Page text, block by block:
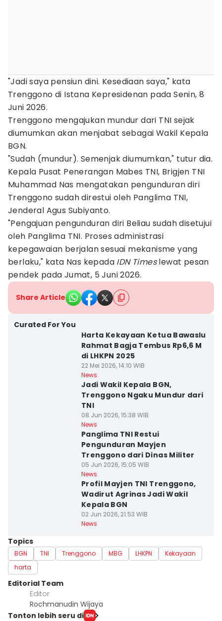
"Jadi saya pensiun dini. Kesediaan saya," kata
Trenggono di Istana Kepresidenan pada Senin, 8
Juni 2026.
Trenggono mengajukan mundur dari TNI sejak
diumumkan akan menjabat sebagai Wakil Kepala
BGN.
"Sudah (mundur). Semenjak diumumkan," tutur dia.
Kepala Pusat Penerangan Mabes TNI, Brigjen TNI
Muhammad Nas mengatakan pengunduran diri
Trenggono sudah direstui oleh Panglima TNI,
Jenderal Agus Subiyanto.
"Pengajuan pengunduran diri Beliau sudah disetujui
oleh Panglima TNI. Proses administrasi
kepegawaian berjalan sesuai mekanisme yang
berlaku," kata Nas kepada IDN Timeslewat pesan
pendek pada Jumat, 5 Juni 2026.
Share Article
Curated For You
Harta Kekayaan Ketua Bawaslu
Rahmat Bagja Tembus Rp6,6 M
di LHKPN 2025
22 Mei 2026, 14:10 WIB
News
Jadi Wakil Kepala BGN,
Trenggono Ngaku Mundur dari
TNI
08 Jun 2026, 15:38 WIB
News
Panglima TNI Restui
Pengunduran Mayjen
Trenggono dari Dinas Militer
05 Jun 2026, 15:05 WIB
News
Profil Mayjen TNI Trenggono,
Wadirut Agrinas Jadi Wakil
Kepala BGN
02 Jun 2026, 21:53 WIB
News
Topics
BGN TNI Trenggono MBG LHKPN
Kekayaan
harta
Editorial Team
Editor
Rochmanudin Wijaya
Tonton lebih seru di